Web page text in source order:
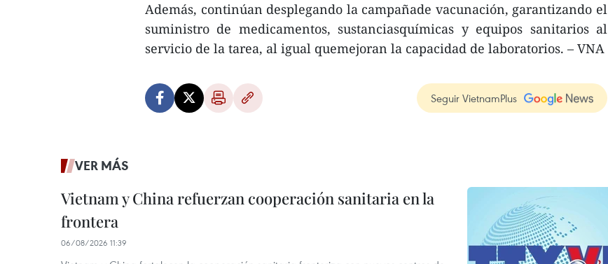
Además, continúan desplegando la campañade vacunación, garantizando el
suministro de medicamentos, sustanciasquímicas y equipos sanitarios al
servicio de la tarea, al igual quemejoran la capacidad de laboratorios. – VNA
Seguir VietnamPlus
VER MÁS
Vietnam y China refuerzan cooperación sanitaria en la
frontera
06/08/2026 11:39